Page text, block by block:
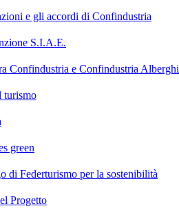
e gli accordi di Confindustria
S.I.A.E.
Confindustria e Confindustria Alberghi
turismo
green
di Federturismo per la sostenibilità
Progetto